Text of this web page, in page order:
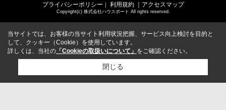
プライバシーポリシー ｜ 利用規約 ｜アクセスマップ
Copyright(c) 株式会社ハウスポート All rights reserved.
当サイトでは、お客様の当サイト利用状況把握、サービス向上検討を目的と
して、クッキー（Cookie）を使用しています。
詳しくは、当社の 「Cookieの取扱いについて」 をご確認ください。
閉じる